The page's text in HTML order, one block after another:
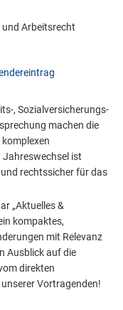
und Arbeitsrecht
, Sozialversicherungs-
machen die
ist
rechtssicher für das
„Aktuelles &
kompaktes,
mit Relevanz
Ausblick auf die
direkten
Vortragenden!